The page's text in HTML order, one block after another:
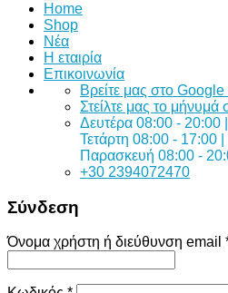
Home
Shop
Νέα
Η εταιρία
Επικοινωνία
Bρείτε μας στο
Στείλτε μας το μήνυμά
Δευτέρα 08:00 - 20:00
Τετάρτη 08:00 - 17:00
Παρασκευή 08:00 -
+30 2394072470
Σύνδεση
Όνομα χρήστη ή διεύθυνση email